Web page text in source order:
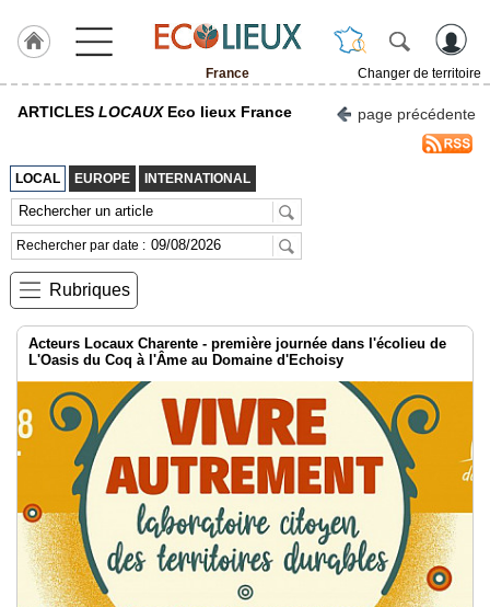
France
Changer de territoire
Accueil
Vidéos
Gazette
ARTICLES LOCAUXEco lieux France page précédente
LOCAL EUROPE INTERNATIONAL
Rechercher par date :
Rubriques
Acteurs Locaux Charente - première journée dans l'écolieu de
L'Oasis du Coq à l'Âme au Domaine d'Echoisy